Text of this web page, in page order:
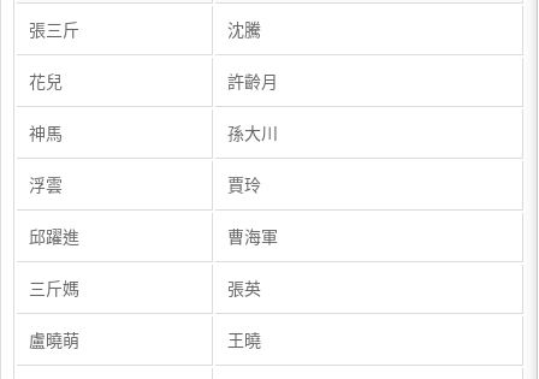
張三斤 沈騰
花兒 許齡月
神馬 孫大川
浮雲 賈玲
邱躍進 曹海軍
三斤媽 張英
盧曉萌 王曉